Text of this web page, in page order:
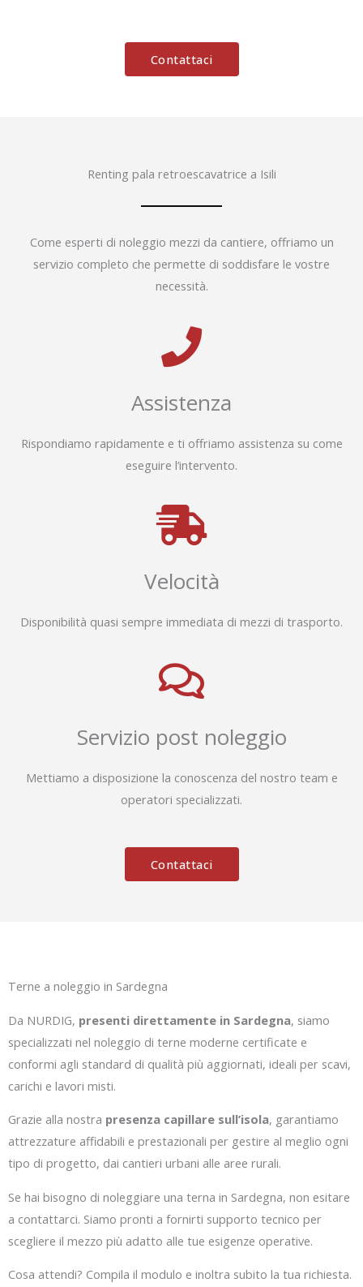
Contattaci
Renting pala retroescavatrice a Isili
Come esperti di noleggio mezzi da cantiere, offriamo un
servizio completo che permette di soddisfare le vostre
necessità.
Assistenza
Rispondiamo rapidamente e ti offriamo assistenza su come
eseguire l’intervento.
Velocità
Disponibilità quasi sempre immediata di mezzi di trasporto.
Servizio post noleggio
Mettiamo a disposizione la conoscenza del nostro team e
operatori specializzati.
Contattaci
Terne a noleggio in Sardegna
Da NURDIG, presenti direttamente in Sardegna, siamo
specializzati nel noleggio di terne moderne certificate e
conformi agli standard di qualità più aggiornati, ideali per scavi,
carichi e lavori misti.
Grazie alla nostra presenza capillare sull’isola, garantiamo
attrezzature affidabili e prestazionali per gestire al meglio ogni
tipo di progetto, dai cantieri urbani alle aree rurali.
Se hai bisogno di noleggiare una terna in Sardegna, non esitare
a contattarci. Siamo pronti a fornirti supporto tecnico per
scegliere il mezzo più adatto alle tue esigenze operative.
Cosa attendi? Compila il modulo e inoltra subito la tua richiesta.